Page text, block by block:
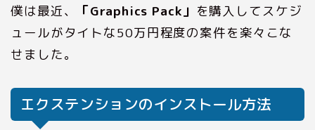
僕は最近、 「Graphics Pack」 を購入してスケジ
ュールがタイトな50万円程度の案件を楽々こな
せました。
エクステンションのインストール方法